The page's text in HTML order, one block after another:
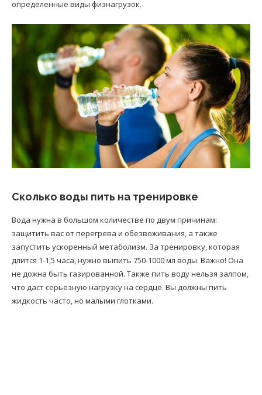
определенные виды физнагрузок.
Сколько воды пить на тренировке
Вода нужна в большом количестве по двум причинам:
защитить вас от перегрева и обезвоживания, а также
запустить ускоренный метаболизм. За тренировку, которая
длится 1-1,5 часа, нужно выпить 750-1000 мл воды. Важно! Она
не дожна быть газированной. Также пить воду нельзя залпом,
что даст серьезную нагрузку на сердце. Вы должны пить
жидкость часто, но малыми глотками.